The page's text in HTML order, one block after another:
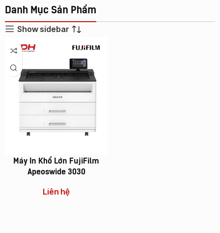
Danh Mục Sản Phẩm
Show sidebar
Máy In Khổ Lớn FujiFilm
Apeoswide 3030
Liên hệ